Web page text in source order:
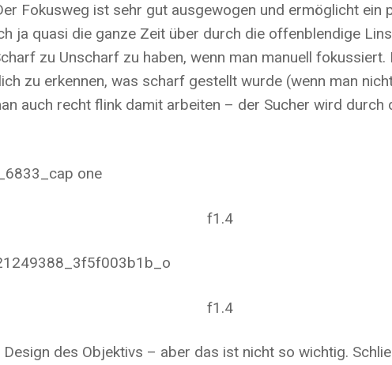
Fokusweg ist sehr gut ausgewogen und ermöglicht ein
ja quasi die ganze Zeit über durch die offenblendige
zu Unscharf zu haben, wenn man manuell
zu erkennen, was scharf gestellt wurde (wenn man
auch recht flink damit arbeiten – der Sucher wird
f1.4
f1.4
des Objektivs – aber das ist nicht so wichtig.